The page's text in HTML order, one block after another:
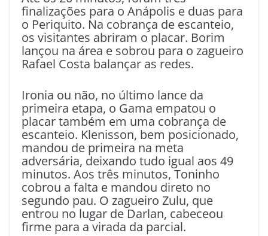
finalizações para o Anápolis e duas para
o Periquito. Na cobrança de escanteio,
os visitantes abriram o placar. Borim
lançou na área e sobrou para o zagueiro
Rafael Costa balançar as redes.
Ironia ou não, no último lance da
primeira etapa, o Gama empatou o
placar também em uma cobrança de
escanteio. Klenisson, bem posicionado,
mandou de primeira na meta
adversária, deixando tudo igual aos 49
minutos. Aos três minutos, Toninho
cobrou a falta e mandou direto no
segundo pau. O zagueiro Zulu, que
entrou no lugar de Darlan, cabeceou
firme para a virada da parcial.